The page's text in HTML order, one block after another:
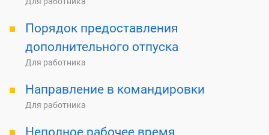
Порядок предоставления
дополнительного отпуска
Для работника
Направление в командировки
Для работника
Неполное рабочее время